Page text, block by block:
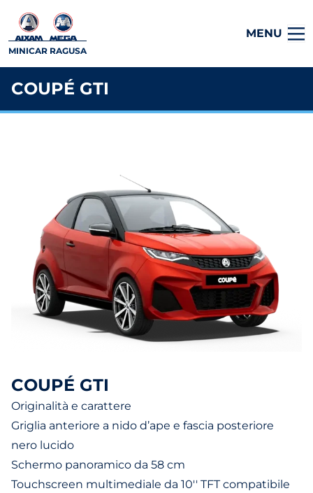
MINICAR RAGUSA
MENU
COUPÉ GTI
COUPÉ GTI
Originalità e carattere
Griglia anteriore a nido d’ape e fascia posteriore
nero lucido
Schermo panoramico da 58 cm
Touchscreen multimediale da 10'' TFT compatibile